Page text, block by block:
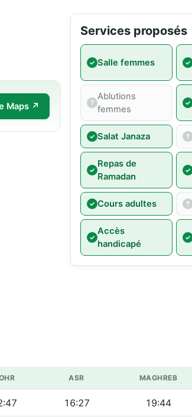
Maps ↗
Services proposés
Salle femmes
Ablutions
femmes
Salat Janaza
Repas de
Ramadan
Cours adultes
Accès
handicapé
ASR MAGHREB
16:27 19:44